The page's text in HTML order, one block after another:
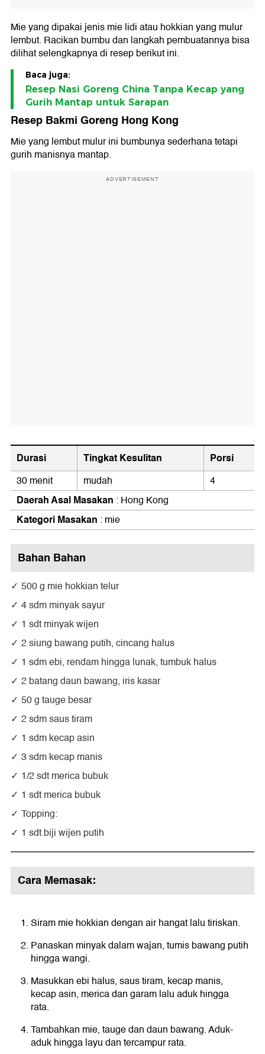
Mie yang dipakai jenis mie lidi atau hokkian yang mulur
lembut. Racikan bumbu dan langkah pembuatannya bisa
dilihat selengkapnya di resep berikut ini.
Baca juga:
Resep Nasi Goreng China Tanpa Kecap yang
Gurih Mantap untuk Sarapan
Resep Bakmi Goreng Hong Kong
Mie yang lembut mulur ini bumbunya sederhana tetapi
gurih manisnya mantap.
ADVERTISEMENT
Durasi Tingkat Kesulitan Porsi
30 menit mudah 4
Daerah Asal Masakan : Hong Kong
Kategori Masakan : mie
Bahan Bahan
500 g mie hokkian telur
4 sdm minyak sayur
1 sdt minyak wijen
2 siung bawang putih, cincang halus
1 sdm ebi, rendam hingga lunak, tumbuk halus
2 batang daun bawang, iris kasar
50 g tauge besar
2 sdm saus tiram
1 sdm kecap asin
3 sdm kecap manis
1/2 sdt merica bubuk
1 sdt merica bubuk
Topping:
1 sdt biji wijen putih
Cara Memasak:
Siram mie hokkian dengan air hangat lalu tiriskan.
Panaskan minyak dalam wajan, tumis bawang putih
hingga wangi.
Masukkan ebi halus, saus tiram, kecap manis,
kecap asin, merica dan garam lalu aduk hingga
rata.
Tambahkan mie, tauge dan daun bawang. Aduk-
aduk hingga layu dan tercampur rata.